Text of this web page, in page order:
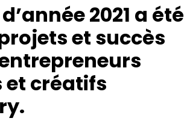
2021 a été
et succès
créatifs